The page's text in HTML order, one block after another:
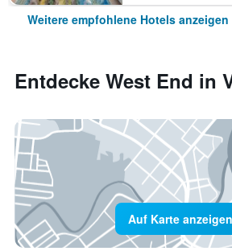
Weitere empfohlene Hotels anzeigen
Entdecke West End in
Auf Karte anzeigen